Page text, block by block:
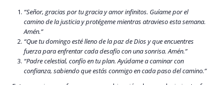
“Señor, gracias por tu gracia y amor infinitos. Guíame por el
camino de la justicia y protégeme mientras atravieso esta semana.
Amén.”
“Que tu domingo esté lleno de la paz de Dios y que encuentres
fuerza para enfrentar cada desafío con una sonrisa. Amén.”
“Padre celestial, confío en tu plan. Ayúdame a caminar con
confianza, sabiendo que estás conmigo en cada paso del camino.”